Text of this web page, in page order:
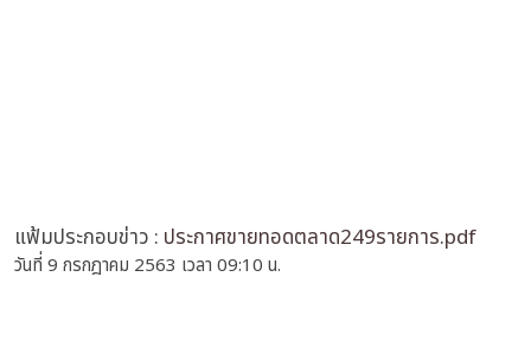
แฟ้มประกอบข่าว : ประกาศขายทอดตลาด249รายการ.pdf
วันที่ 9 กรกฎาคม 2563 เวลา 09:10 น.